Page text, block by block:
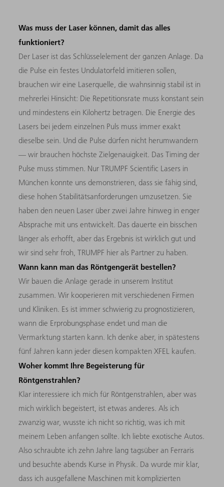
Was muss der Laser können, damit das alles
funktioniert?
Der Laser ist das Schlüsselelement der ganzen Anlage. Da
die Pulse ein festes Undulatorfeld imitieren sollen,
brauchen wir eine Laserquelle, die wahnsinnig stabil ist in
mehrerlei Hinsicht: Die Repetitionsrate muss konstant sein
und mindestens ein Kilohertz betragen. Die Energie des
Lasers bei jedem einzelnen Puls muss immer exakt
dieselbe sein. Und die Pulse dürfen nicht herumwandern
— wir brauchen höchste Zielgenauigkeit. Das Timing der
Pulse muss stimmen. Nur TRUMPF Scientific Lasers in
München konnte uns demonstrieren, dass sie fähig sind,
diese hohen Stabilitätsanforderungen umzusetzen. Sie
haben den neuen Laser über zwei Jahre hinweg in enger
Absprache mit uns entwickelt. Das dauerte ein bisschen
länger als erhofft, aber das Ergebnis ist wirklich gut und
wir sind sehr froh, TRUMPF hier als Partner zu haben.
Wann kann man das Röntgengerät bestellen?
Wir bauen die Anlage gerade in unserem Institut
zusammen. Wir kooperieren mit verschiedenen Firmen
und Kliniken. Es ist immer schwierig zu prognostizieren,
wann die Erprobungsphase endet und man die
Vermarktung starten kann. Ich denke aber, in spätestens
fünf Jahren kann jeder diesen kompakten XFEL kaufen.
Woher kommt Ihre Begeisterung für
Röntgenstrahlen?
Klar interessiere ich mich für Röntgenstrahlen, aber was
mich wirklich begeistert, ist etwas anderes. Als ich
zwanzig war, wusste ich nicht so richtig, was ich mit
meinem Leben anfangen sollte. Ich liebte exotische Autos.
Also schraubte ich zehn Jahre lang tagsüber an Ferraris
und besuchte abends Kurse in Physik. Da wurde mir klar,
dass ich ausgefallene Maschinen mit komplizierten